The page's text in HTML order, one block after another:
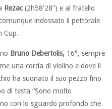
Rezac(2h58’28”) e al fratello
indossato il pettorale
Cup.
Bruno Debertolis, 16°, sempre
una corda di violino e dove il
ha suonato il suo pezzo fino
di testa “Sono molto
con lo sguardo profondo che